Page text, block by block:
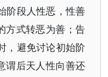
阶段人性恶，性善
方式转恶为善；告
，避免讨论初始阶
谓后天人性向善还